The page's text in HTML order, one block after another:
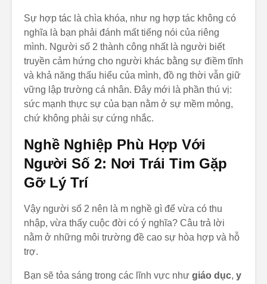
Sự hợp tác là chìa khóa, như ng hợp tác không có
nghĩa là bạn phải đánh mất tiếng nói của riêng
mình. Người số 2 thành công nhất là người biết
truyền cảm hứng cho người khác bằng sự điềm tĩnh
và khả năng thấu hiểu của mình, đồ ng thời vẫn giữ
vững lập trường cá nhân. Đây mới là phần thú vị:
sức mạnh thực sự của bạn nằm ở sự mềm mỏng,
chứ không phải sự cứng nhắc.
Nghề Nghiệp Phù Hợp Với
Người Số 2: Nơi Trái Tim Gặp
Gỡ Lý Trí
Vậy người số 2 nên là m nghề gì để vừa có thu
nhập, vừa thấy cuộc đời có ý nghĩa? Câu trả lời
nằm ở những môi trường đề cao sự hòa hợp và hỗ
trợ.
Bạn sẽ tỏa sáng trong các lĩnh vực như giáo dục, y